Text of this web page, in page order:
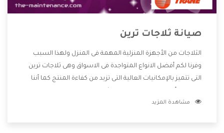
صيانة ثلاجات ترين
الثلاجات من الأجهزة المنزلية المهمة فى المنزل ولهذا السبب
وفرنا لكم أفضل الانواع المتواجدة فى الاسواق وهى ثلاجات ترين
التى تتميز بالإمكانيات العالية التى تزيد من كفاءة المنتج كما أننا
المميزات تتوافر بأفضل الاسعار المناسبة لجميع العملاء
مشاهدة المزيد